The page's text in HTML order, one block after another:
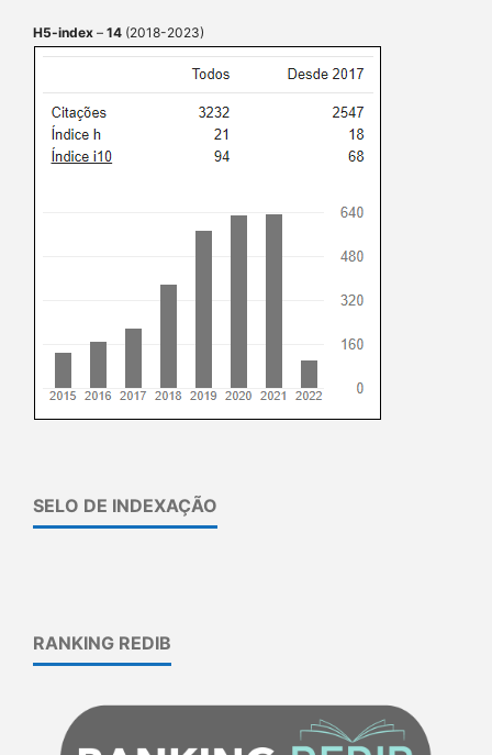
H5-index – 14 (2018-2023)
SELO DE INDEXAÇÃO
RANKING REDIB